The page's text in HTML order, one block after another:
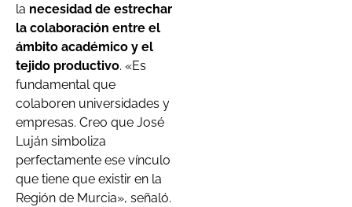
la necesidad de estrechar
la colaboración entre el
ámbito académico y el
tejido productivo. «Es
fundamental que
colaboren universidades y
empresas. Creo que José
Luján simboliza
perfectamente ese vínculo
que tiene que existir en la
Región de Murcia», señaló.